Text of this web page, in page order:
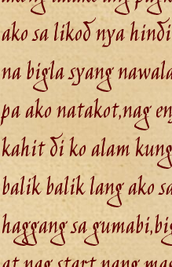
ako sa likod nya
na bigla syang
pa ako natakot,nag
kahit di ko alam
balik balik lang ako
haggang sa